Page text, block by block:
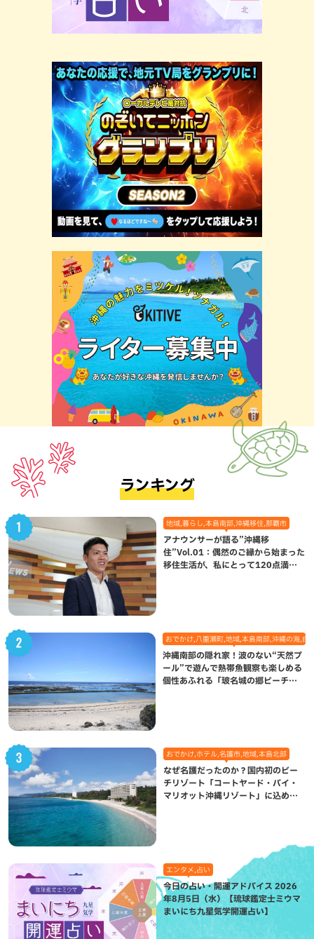
ランキング
地域,暮らし,本島南部,沖縄移住,那覇市
アナウンサーが語る”沖縄移
住”Vol.01：偶然のご縁から始まった
移住生活が、私にとって120点満点
おでかけ,八重瀬町,地域,本島南部,沖縄の海,自
沖縄南部の隠れ家！波のない“天然プ
ール”で遊んで熱帯魚観察も楽しめる
個性あふれる「玻名城の郷ビーチ」
おでかけ,ホテル,名護市,地域,本島北部
なぜ名護だったのか？国内初のビー
チリゾート「コートヤード・バイ・
マリオット沖縄リゾート」に込めら
エンタメ,占い
今日の占い・開運アドバイス 2026
年8月5日（水）【琉球鑑定士ミウマ
まいにち九星気学開運占い】